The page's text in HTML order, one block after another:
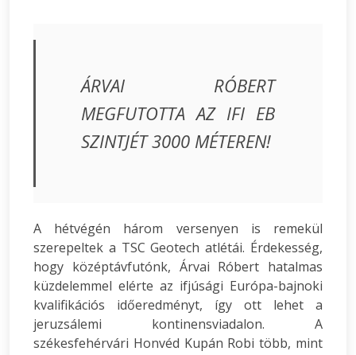
ÁRVAI RÓBERT
MEGFUTOTTA AZ IFI EB
SZINTJÉT 3000 MÉTEREN!
A hétvégén három versenyen is remekül
szerepeltek a TSC Geotech atlétái. Érdekesség,
hogy középtávfutónk, Árvai Róbert hatalmas
küzdelemmel elérte az ifjúsági Európa-bajnoki
kvalifikációs időeredményt, így ott lehet a
jeruzsálemi kontinensviadalon. A
székesfehérvári Honvéd Kupán Robi több, mint